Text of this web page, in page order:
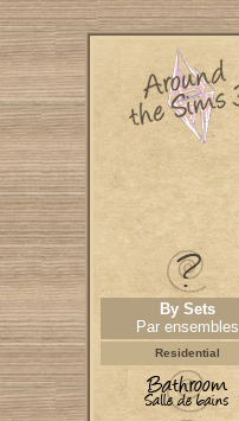
By Sets
Par ensembles
Residential